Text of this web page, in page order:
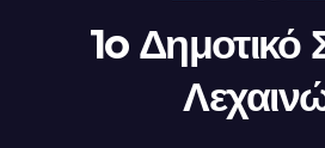
1o Δημοτικό